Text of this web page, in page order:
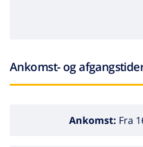
Underholdning og
på Costa Blanca
Ankomst- og
Ankomst: Fra